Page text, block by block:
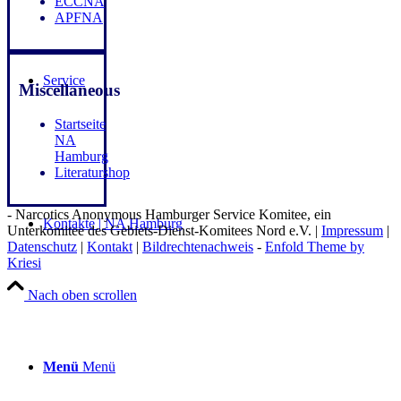
Service
Kontakte | NA Hamburg
Menü Menü
APFNA
Miscellaneous
Startseite
NA
Hamburg
Literaturshop
- Narcotics Anonymous Hamburger Service Komitee, ein
Unterkomitee des Gebiets-Dienst-Komitees Nord e.V. | Impressum |
Datenschutz | Kontakt | Bildrechtenachweis - Enfold Theme by
Kriesi
Nach oben scrollen